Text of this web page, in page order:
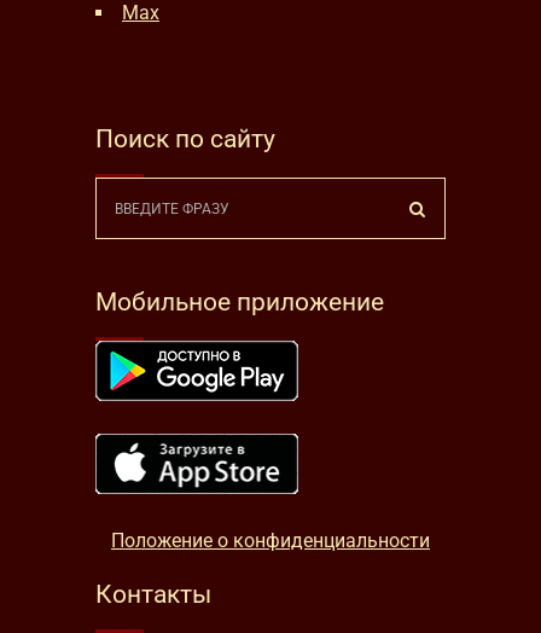
Max
Поиск по сайту
Мобильное приложение
Положение о конфиденциальности
Контакты